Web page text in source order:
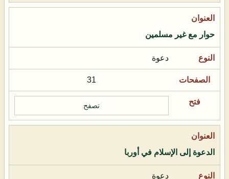
حوار مع غير مسلمين
دعوة
31
تصفح
الدعوة إلى الإسلام في أوربا
دعوة